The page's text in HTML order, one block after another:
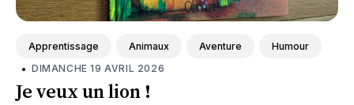
Apprentissage Animaux Aventure Humour
• DIMANCHE 19 AVRIL 2026
Je veux un lion !